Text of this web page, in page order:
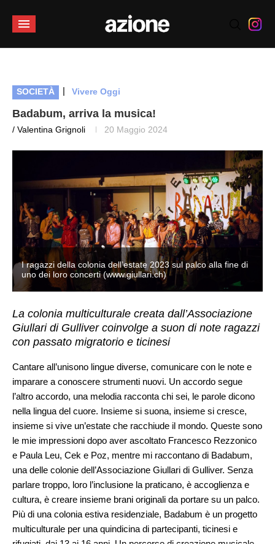
SOCIETÀ | Vivere Oggi
Badabum, arriva la musica!
/ Valentina Grignoli 20 Maggio 2024
I ragazzi della colonia dell’estate 2023 sul palco alla fine di
uno dei loro concerti (www.giullari.ch)
La colonia multiculturale creata dall’Associazione
Giullari di Gulliver coinvolge a suon di note ragazzi
con passato migratorio e ticinesi
Cantare all’unisono lingue diverse, comunicare con le note e
imparare a conoscere strumenti nuovi. Un accordo segue
l’altro accordo, una melodia racconta chi sei, le parole dicono
nella lingua del cuore. Insieme si suona, insieme si cresce,
insieme si vive un’estate che racchiude il mondo. Queste sono
le mie impressioni dopo aver ascoltato Francesco Rezzonico
e Paula Leu, Cek e Poz, mentre mi raccontano di Badabum,
una delle colonie dell’Associazione Giullari di Gulliver. Senza
parlare troppo, loro l’inclusione la praticano, è accoglienza e
cultura, è creare insieme brani originali da portare su un palco.
Più di una colonia estiva residenziale, Badabum è un progetto
multiculturale per una quindicina di partecipanti, ticinesi e
rifugiati, dai 13 ai 16 anni. Un percorso di creazione musicale